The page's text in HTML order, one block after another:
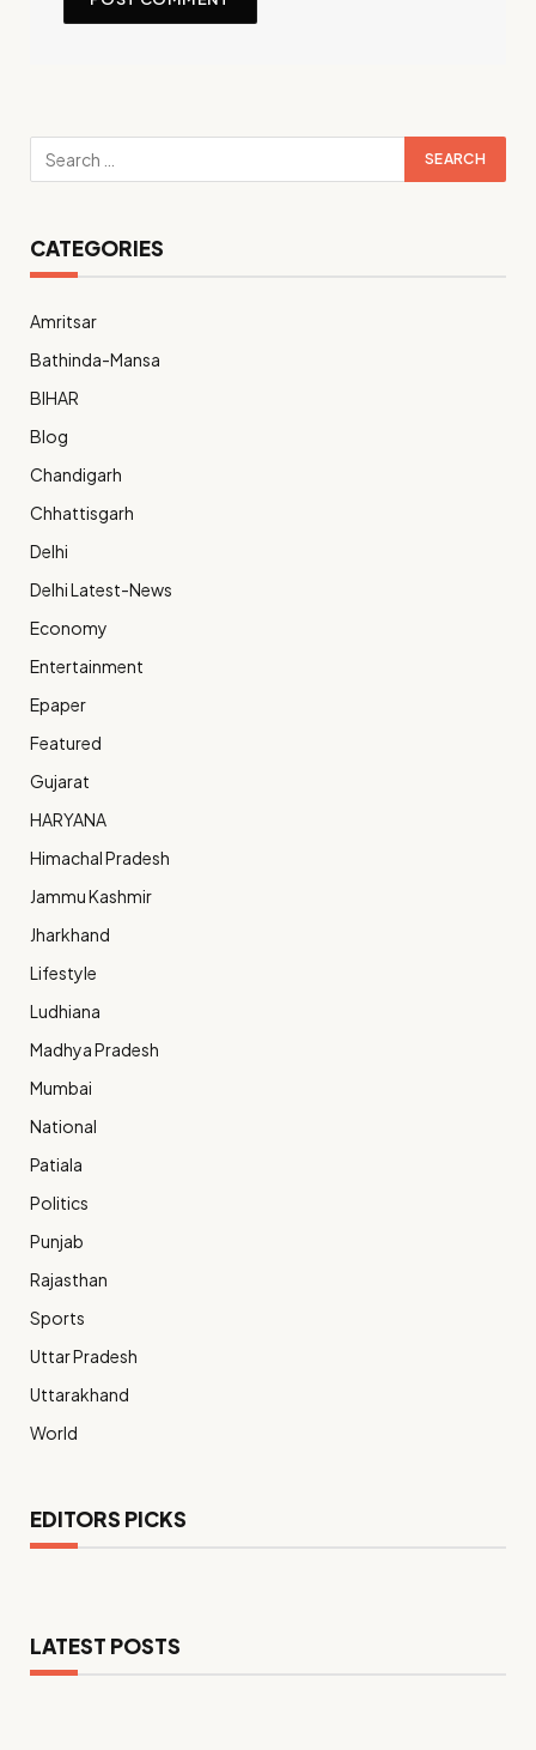
CATEGORIES
Amritsar
Bathinda-Mansa
BIHAR
Blog
Chandigarh
Chhattisgarh
Delhi
Delhi Latest-News
Economy
Entertainment
Epaper
Featured
Gujarat
HARYANA
Himachal Pradesh
Jammu Kashmir
Jharkhand
Lifestyle
Ludhiana
Madhya Pradesh
Mumbai
National
Patiala
Politics
Punjab
Rajasthan
Sports
Uttar Pradesh
Uttarakhand
World
EDITORS PICKS
LATEST POSTS